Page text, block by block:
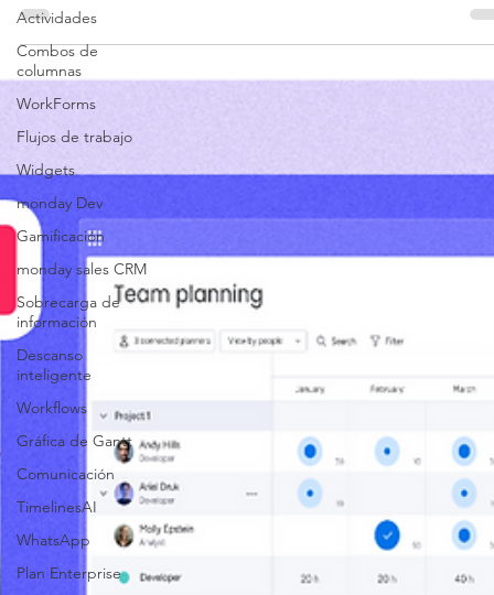
Actividades
Combos de
columnas
WorkForms
Flujos de trabajo
Widgets
monday Dev
Gamificación
monday sales CRM
Sobrecarga de
información
Descanso
inteligente
Workflows
Gráfica de Gantt
Comunicación
TimelinesAI
WhatsApp
Plan Enterprise
de tareas.